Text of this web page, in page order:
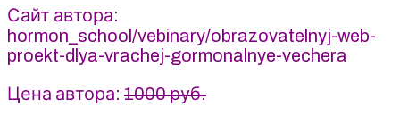
Клиника
Калинченко
Сайт автора:
hormon_school/vebinary/obrazovatelnyj-web-
proekt-dlya-vrachej-gormonalnye-vechera
Цена автора: 1000 руб.